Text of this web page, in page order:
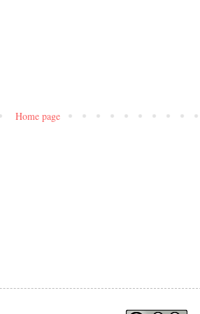
Home page